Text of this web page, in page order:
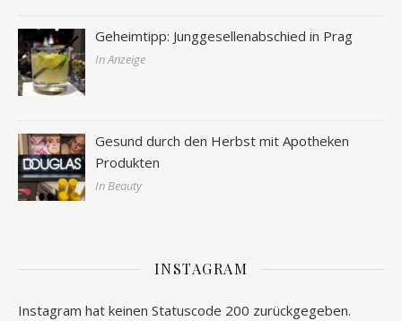
Geheimtipp: Junggesellenabschied in Prag
In Anzeige
Gesund durch den Herbst mit Apotheken
Produkten
In Beauty
INSTAGRAM
Instagram hat keinen Statuscode 200 zurückgegeben.